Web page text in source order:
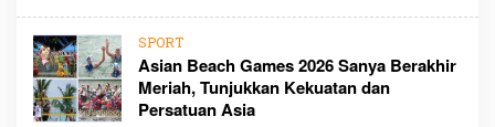
SPORT
Asian Beach Games 2026 Sanya Berakhir
Meriah, Tunjukkan Kekuatan dan
Persatuan Asia